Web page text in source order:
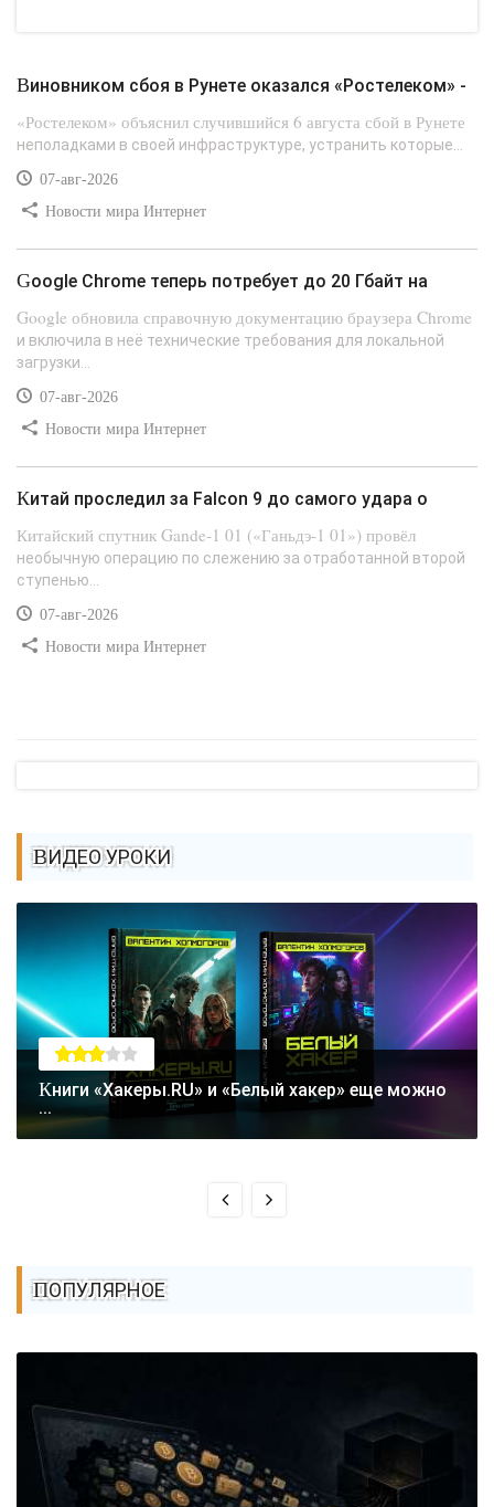
Виновником сбоя в Рунете оказался «Ростелеком» -
«Ростелеком» объяснил случившийся 6 августа сбой в Рунете
неполадками в своей инфраструктуре, устранить которые...
07-авг-2026
Новости мира Интернет
Google Chrome теперь потребует до 20 Гбайт на
Google обновила справочную документацию браузера Chrome
и включила в неё технические требования для локальной
загрузки...
07-авг-2026
Новости мира Интернет
Китай проследил за Falcon 9 до самого удара о
Китайский спутник Gande-1 01 («Ганьдэ-1 01») провёл
необычную операцию по слежению за отработанной второй
ступенью...
07-авг-2026
Новости мира Интернет
ВИДЕО УРОКИ
Книги «Хакеры.RU» и «Белый хакер» еще можно
...
ПОПУЛЯРНОЕ